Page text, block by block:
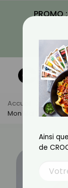
Accueil Actus
Mon Mal De Dos
Ainsi
de